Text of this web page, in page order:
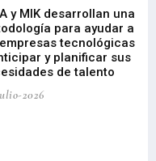
y MIK desarrollan una
para ayudar a
tecnológicas
y planificar sus
de talento
2026